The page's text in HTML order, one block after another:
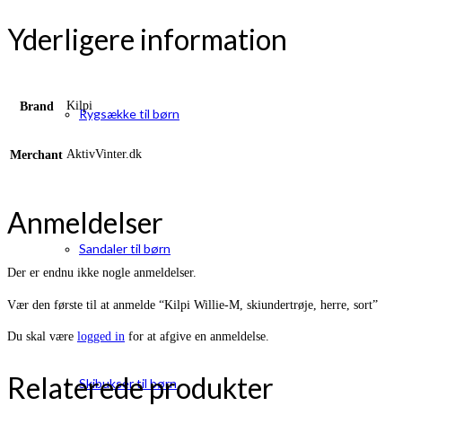
Rygsække til børn
Sandaler til børn
Skibukser til børn
Yderligere information
Brand Kilpi
Merchant AktivVinter.dk
Anmeldelser
Der er endnu ikke nogle anmeldelser.
Vær den første til at anmelde “Kilpi Willie-M, skiundertrøje, herre, sort”
Du skal være logged in for at afgive en anmeldelse.
Relaterede produkter